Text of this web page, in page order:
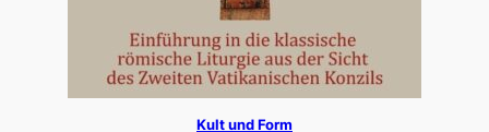
Kult und Form